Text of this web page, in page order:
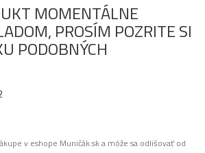
MOMENTÁLNE
PROSÍM POZRITE SI
PODOBNÝCH
v eshope Muničák.sk a môže sa odlišovať od